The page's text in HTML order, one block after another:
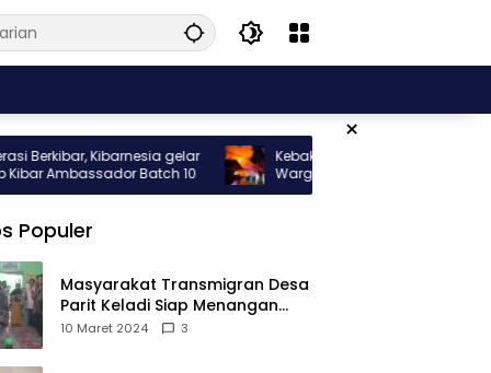
×
Kibarnesia gelar
Ambassador Batch 10
Kebakaran Hebat Melanda Rumah
Warga di Gang Nelayan Sungai
Populer
Masyarakat Transmigran Desa
Parit Keladi Siap Menangan
Fauzan-Mirza di Pilkada Kubu
10 Maret 2024 3